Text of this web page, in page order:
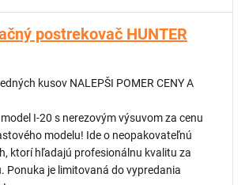
postrekovač HUNTER
kusov NALEPŠI POMER CENY A
I-20 s nerezovým výsuvom za cenu
modelu! Ide o neopakovateľnú
ktorí hľadajú profesionálnu kvalitu za
Ponuka je limitovaná do vypredania